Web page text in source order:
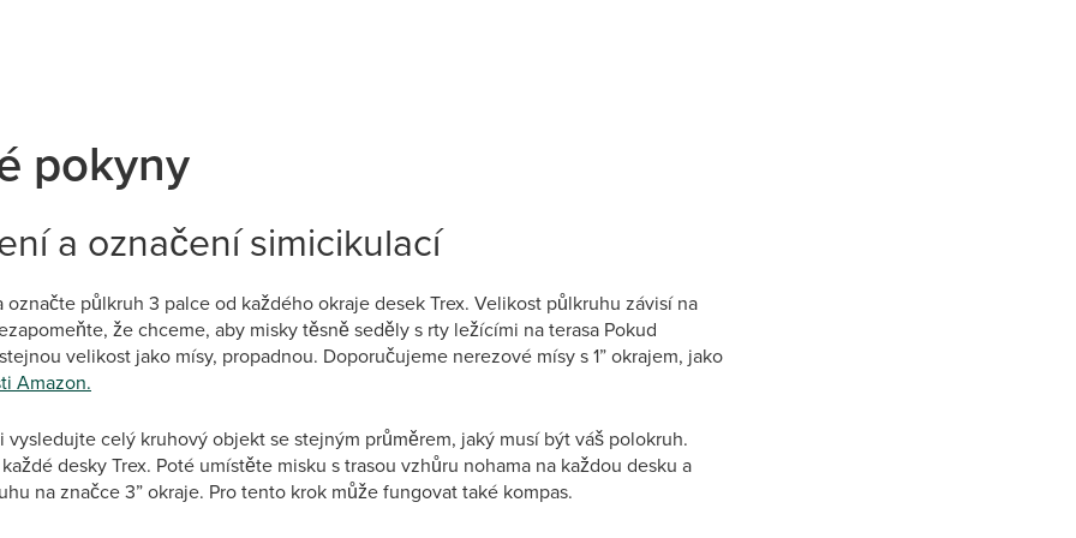
pokyny
a označení simicikulací
označte půlkruh 3 palce od každého okraje desek Trex. Velikost půlkruhu závisí na
že chceme, aby misky těsně seděly s rty ležícími na terasa Pokud
velikost jako mísy, propadnou. Doporučujeme nerezové mísy s 1” okrajem, jako
Amazon.
vysledujte celý kruhový objekt se stejným průměrem, jaký musí být váš polokruh.
desky Trex. Poté umístěte misku s trasou vzhůru nohama na každou desku a
na značce 3” okraje. Pro tento krok může fungovat také kompas.